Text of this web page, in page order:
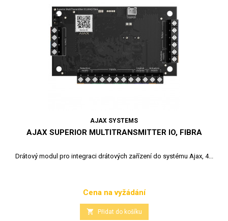
AJAX SYSTEMS
AJAX SUPERIOR MULTITRANSMITTER IO, FIBRA
Drátový modul pro integraci drátových zařízení do systému Ajax, 4...
Cena
Cena na vyžádání
 Přidat do košíku